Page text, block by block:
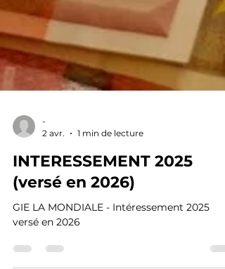
2 avr.
1 min de lecture
INTERESSEMENT 2025
(versé en 2026)
versé en 2026